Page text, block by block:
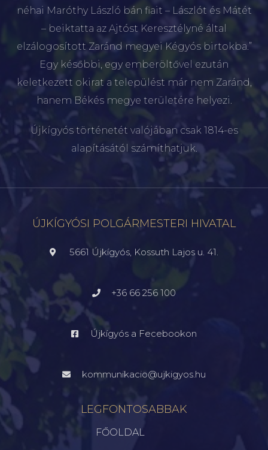
néhai Maróthy László bán fiait – Lászlót és Mátét
– beiktatta az Ajtóst Keresztélyné által
elzálogosított Zaránd megyei Kégyós birtokba.”
Egy későbbi, egy emberöltővel ezután
keletkezett okirat a települést már nem Zaránd,
hanem Békés megye területére helyezi.
Újkígyós történetét valójában csak 1814-es
alapításától számíthatjuk.
ÚJKÍGYÓSI POLGÁRMESTERI HIVATAL
5661 Újkígyós, Kossuth Lajos u. 41.
+36 66 256 100
Újkígyós a Fecebookon
kommunikacio@ujkigyos.hu
LEGFONTOSABBAK
FŐOLDAL